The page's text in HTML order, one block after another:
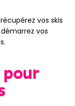
vos skis
vos
pour